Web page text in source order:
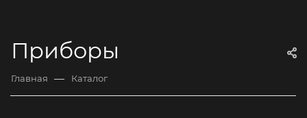
Приборы
Главная — Каталог